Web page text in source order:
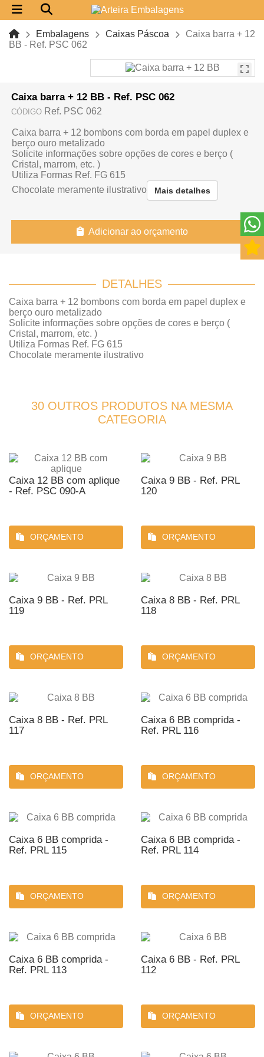
Embalagens Caixas Páscoa
Caixa barra + 12
BB - Ref. PSC 062
Caixa barra + 12 BB - Ref. PSC 062
CÓDIGO Ref. PSC 062
Caixa barra + 12 bombons com borda em papel duplex e
berço ouro metalizado
Solicite informações sobre opções de cores e berço (
Cristal, marrom, etc. )
Utiliza Formas Ref. FG 615
Chocolate meramente ilustrativo
Mais detalhes
Adicionar ao orçamento
DETALHES
Caixa barra + 12 bombons com borda em papel duplex e
berço ouro metalizado
Solicite informações sobre opções de cores e berço (
Cristal, marrom, etc. )
Utiliza Formas Ref. FG 615
Chocolate meramente ilustrativo
30 OUTROS PRODUTOS NA MESMA
CATEGORIA
Caixa 12 BB com aplique
- Ref. PSC 090-A
ORÇAMENTO
Caixa 9 BB - Ref. PRL
120
ORÇAMENTO
Caixa 9 BB - Ref. PRL
119
ORÇAMENTO
Caixa 8 BB - Ref. PRL
118
ORÇAMENTO
Caixa 8 BB - Ref. PRL
117
ORÇAMENTO
Caixa 6 BB comprida -
Ref. PRL 116
ORÇAMENTO
Caixa 6 BB comprida -
Ref. PRL 115
ORÇAMENTO
Caixa 6 BB comprida -
Ref. PRL 114
ORÇAMENTO
Caixa 6 BB comprida -
Ref. PRL 113
ORÇAMENTO
Caixa 6 BB - Ref. PRL
112
ORÇAMENTO